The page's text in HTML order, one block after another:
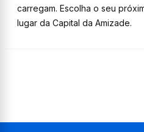
carregam. Escolha o seu
lugar da Capital da Amizade.